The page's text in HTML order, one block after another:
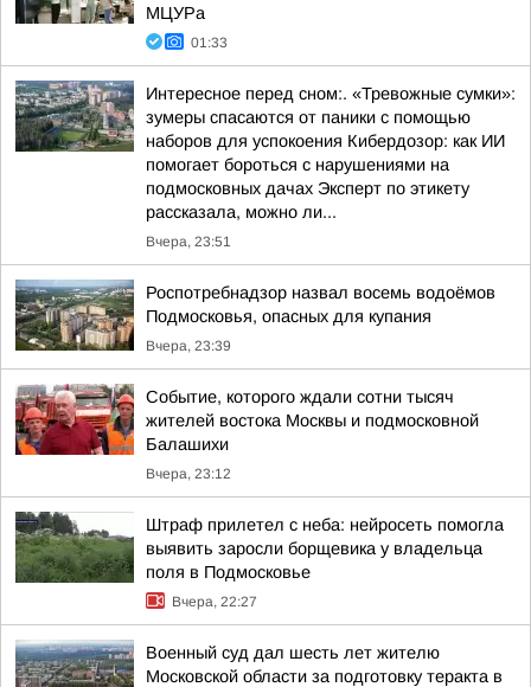
МЦУРа
01:33
Интересное перед сном:. «Тревожные сумки»:
зумеры спасаются от паники с помощью
наборов для успокоения Кибердозор: как ИИ
помогает бороться с нарушениями на
подмосковных дачах Эксперт по этикету
рассказала, можно ли...
Вчера, 23:51
Роспотребнадзор назвал восемь водоёмов
Подмосковья, опасных для купания
Вчера, 23:39
Событие, которого ждали сотни тысяч
жителей востока Москвы и подмосковной
Балашихи
Вчера, 23:12
Штраф прилетел с неба: нейросеть помогла
выявить заросли борщевика у владельца
поля в Подмосковье
Вчера, 22:27
Военный суд дал шесть лет жителю
Московской области за подготовку теракта в